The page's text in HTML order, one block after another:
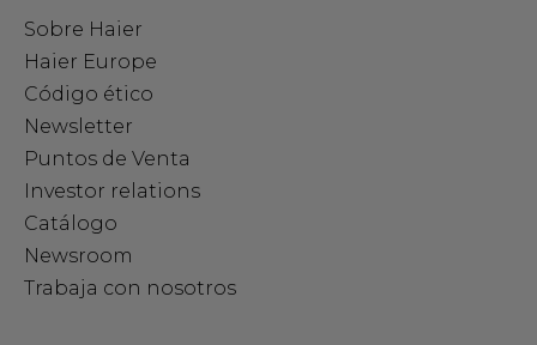
Sobre Haier
Haier Europe
Código ético
Newsletter
Puntos de Venta
Investor relations
Catálogo
Newsroom
Trabaja con nosotros